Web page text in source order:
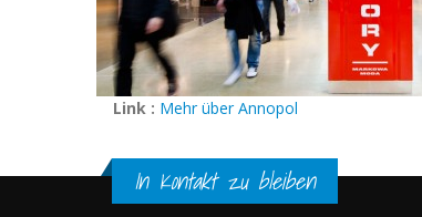
Link : Mehr über Annopol
In Kontakt zu bleiben